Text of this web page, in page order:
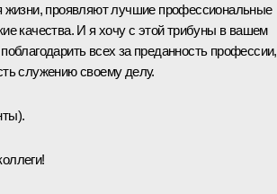
жизни, проявляют лучшие профессиональные
качества. И я хочу с этой трибуны в вашем
всех за преданность профессии,
служению своему делу.